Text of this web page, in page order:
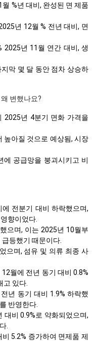
%년 대비, 완성된 면 제품
년 12월 % 전년 대비, 면
2025년 11월 연간 대비, 생
막 몇 달 동안 점차 상승하
변했나요?
2025년 4분기 면화 가격을
높아질 것으로 예상됨, 시장
공급망을 붕괴시키고 비
전분기 대비 하락했으며,
향이었다.
으며, 이는 2025년 10월부
등했기 때문이다.
으며, 섬유 및 의류 최종 사
월에 전년 동기 대비 0.8%
고 있다.
년 동기 대비 1.9% 하락했
반영한다.
대비 0.9%로 약화되었으며,
.
5.2% 증가하여 면제품 제